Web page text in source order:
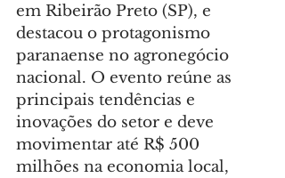
em Ribeirão Preto (SP), e
destacou o protagonismo
paranaense no agronegócio
nacional. O evento reúne as
principais tendências e
inovações do setor e deve
movimentar até R$ 500
milhões na economia local,